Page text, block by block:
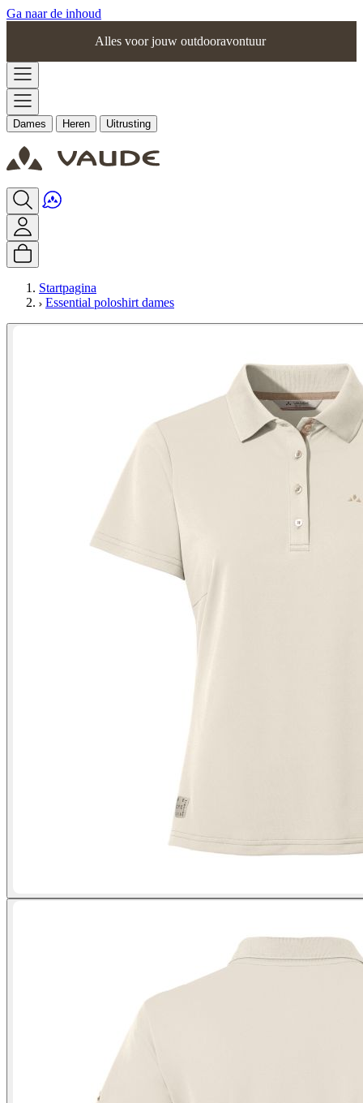
Ga naar de inhoud
Alles voor jouw outdooravontuur
Dames Heren Uitrusting
Startpagina
Essential poloshirt dames